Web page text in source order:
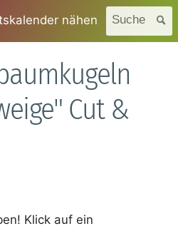
nähen Suche
Cut &
Klick auf ein